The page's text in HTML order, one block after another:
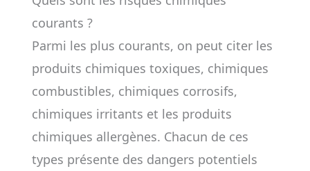
courants ?
Parmi les plus courants, on peut citer les
produits chimiques toxiques, chimiques
combustibles, chimiques corrosifs,
chimiques irritants et les produits
chimiques allergènes. Chacun de ces
types présente des dangers potentiels